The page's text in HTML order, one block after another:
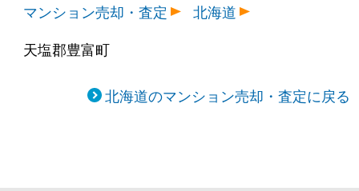
マンション売却・査定
北海道
天塩郡豊富町
北海道のマンション売却・査定に戻る